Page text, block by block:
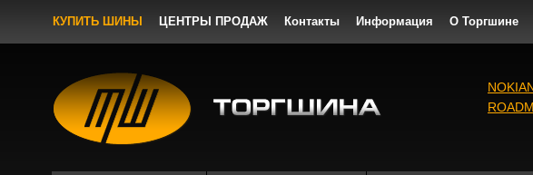
КУПИТЬ ШИНЫ ЦЕНТРЫ ПРОДАЖ Контакты Информация О Торгшине